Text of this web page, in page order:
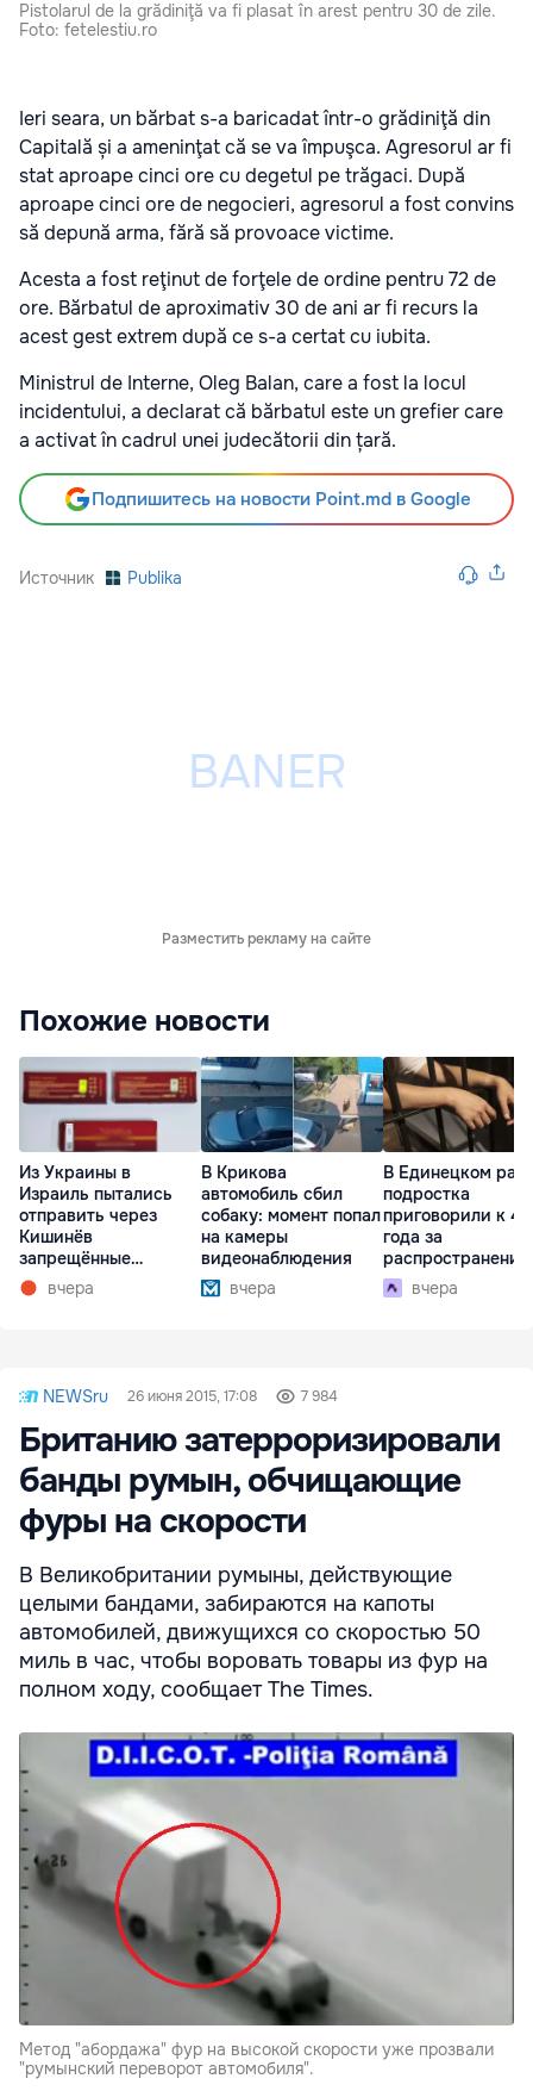
Pistolarul de la grădiniţă va fi plasat în arest pentru 30 de zile.
Foto: fetelestiu.ro
Ieri seara, un bărbat s-a baricadat într-o grădiniţă din
Capitală și a ameninţat că se va împuşca. Agresorul ar fi
stat aproape cinci ore cu degetul pe trăgaci. După
aproape cinci ore de negocieri, agresorul a fost convins
să depună arma, fără să provoace victime.
Acesta a fost reţinut de forţele de ordine pentru 72 de
ore. Bărbatul de aproximativ 30 de ani ar fi recurs la
acest gest extrem după ce s-a certat cu iubita.
Ministrul de Interne, Oleg Balan, care a fost la locul
incidentului, a declarat că bărbatul este un grefier care
a activat în cadrul unei judecătorii din țară.
Подпишитесь на новости Point.md в Google
Источник Publika
Разместить рекламу на сайте
Похожие новости
Из Украины в
Израиль пытались
отправить через
Кишинёв
запрещённые
препараты
вчера
В Крикова
автомобиль сбил
собаку: момент попал
на камеры
видеонаблюдения
вчера
В Единецком
подростка
приговорили к
года за
распространение
наркотиков
вчера
NEWSru 26 июня 2015, 17:08 7 984
Британию затерроризировали
банды румын, обчищающие
фуры на скорости
В Великобритании румыны, действующие
целыми бандами, забираются на капоты
автомобилей, движущихся со скоростью 50
миль в час, чтобы воровать товары из фур на
полном ходу, сообщает The Times.
Метод "абордажа" фур на высокой скорости уже прозвали
"румынский переворот автомобиля".